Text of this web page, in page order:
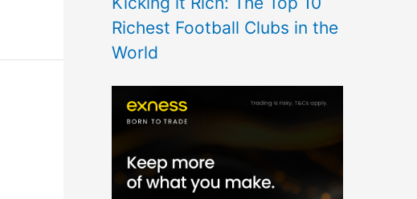
Richest Football Clubs in the
World